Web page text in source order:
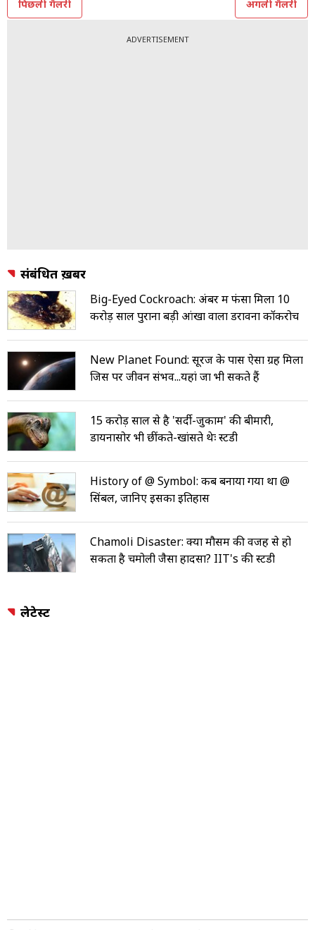
पिछली गैलरी अगली गैलरी
ADVERTISEMENT
संबंधित ख़बरें
Big-Eyed Cockroach: अंबर में फंसा मिला 10
करोड़ साल पुराना बड़ी आंखों वाला डरावना कॉकरोच
New Planet Found: सूरज के पास ऐसा ग्रह मिला
जिस पर जीवन संभव...यहां जा भी सकते हैं
15 करोड़ साल से है 'सर्दी-जुकाम' की बीमारी,
डायनासोर भी छींकते-खांसते थेः स्टडी
History of @ Symbol: कब बनाया गया था @
सिंबल, जानिए इसका इतिहास
Chamoli Disaster: क्या मौसम की वजह से हो
सकता है चमोली जैसा हादसा? IIT's की स्टडी
लेटेस्ट